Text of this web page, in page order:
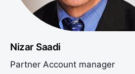
Nizar Saadi
Partner Account manager